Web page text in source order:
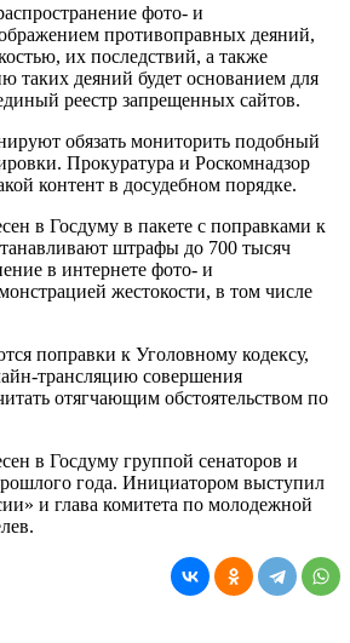
фото- и
противоправных деяний,
их последствий, а также
таких деяний будет основанием для
реестр запрещенных сайтов.
обязать мониторить подобный
Прокуратура и Роскомнадзор
контент в досудебном порядке.
в Госдуму в пакете с поправками к
штрафы до 700 тысяч
в интернете фото- и
жестокости, в том числе
поправки к Уголовному кодексу,
трансляцию совершения
отягчающим обстоятельством по
в Госдуму группой сенаторов и
года. Инициатором выступил
и глава комитета по молодежной